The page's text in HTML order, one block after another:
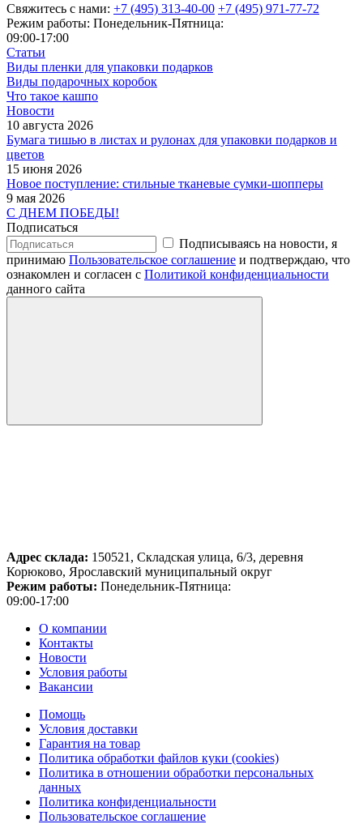
Свяжитесь с нами: +7 (495) 313-40-00 +7 (495) 971-77-72
Режим работы: Понедельник-Пятница:
09:00-17:00
Статьи
Виды пленки для упаковки подарков
Виды подарочных коробок
Что такое кашпо
Новости
10 августа 2026
Бумага тишью в листах и рулонах для упаковки подарков и
цветов
15 июня 2026
Новое поступление: стильные тканевые сумки-шопперы
9 мая 2026
С ДНЕМ ПОБЕДЫ!
Подписаться
Подписываясь на новости, я
принимаю Пользовательское соглашение и подтверждаю, что
ознакомлен и согласен с Политикой конфиденциальности
данного сайта
Адрес склада: 150521, Складская улица, 6/3, деревня
Корюково, Ярославский муниципальный округ
Режим работы: Понедельник-Пятница:
09:00-17:00
О компании
Контакты
Новости
Условия работы
Вакансии
Помощь
Условия доставки
Гарантия на товар
Политика обработки файлов куки (cookies)
Политика в отношении обработки персональных
данных
Политика конфиденциальности
Пользовательское соглашение